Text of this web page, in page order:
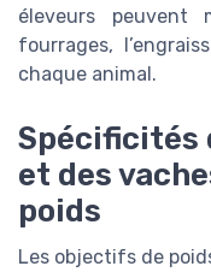
éleveurs peuvent
fourrages,
chaque animal.
Spécificités
et des
poids
Les objectifs de